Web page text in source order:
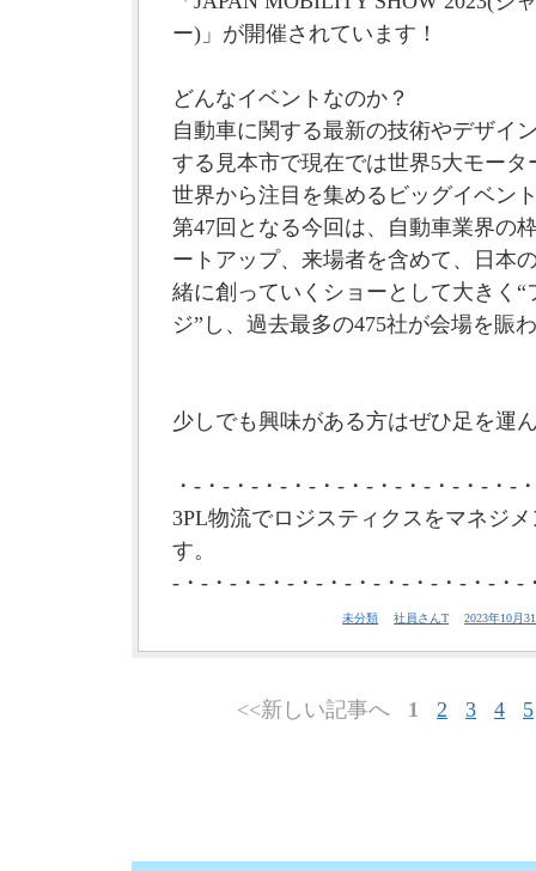
ー)」が開催されています！
どんなイベントなのか？
自動車に関する最新の技術やデザイ
する見本市で現在では世界5大モー
世界から注目を集めるビッグイベン
第47回となる今回は、自動車業界の
ートアップ、来場者を含めて、日本
緒に創っていくショーとして大きく“
ジ”し、過去最多の475社が会場を賑
少しでも興味がある方はぜひ足を運
・-・-・-・-・-・-・-・-・-・-・-・-
3PL物流でロジスティクスをマネジ
す。
-・-・-・-・-・-・-・-・-・-・-・-・-
未分類 社員さんT 2023年10月
<<新しい記事へ 1 2 3 4 5